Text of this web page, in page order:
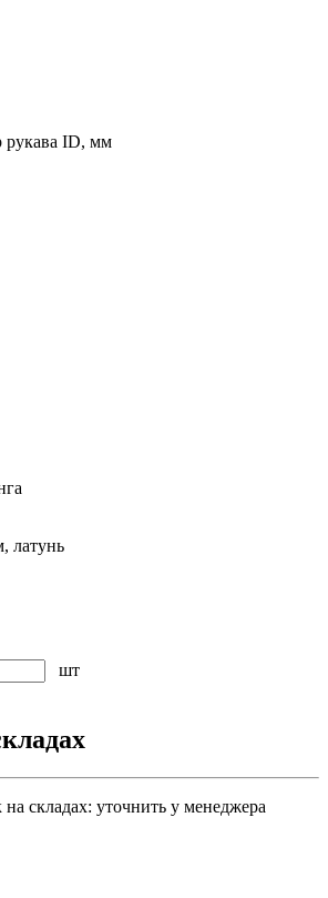
рукава ID, мм
латунь
шт
складах: уточнить у менеджера